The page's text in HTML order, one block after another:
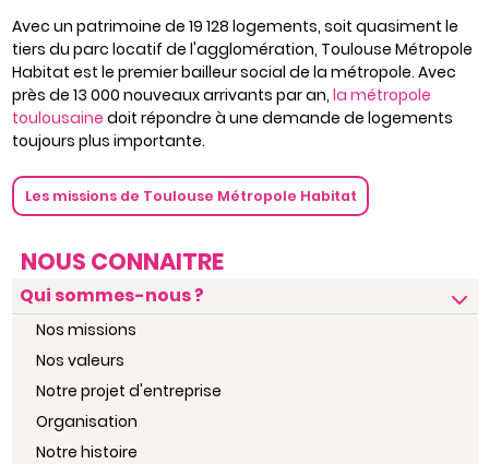
Avec un patrimoine de 19 128 logements, soit quasiment le
tiers du parc locatif de l'agglomération, Toulouse Métropole
Habitat est le premier bailleur social de la métropole. Avec
près de 13 000 nouveaux arrivants par an, la métropole
toulousaine doit répondre à une demande de logements
toujours plus importante.
Les missions de Toulouse Métropole Habitat
NOUS CONNAITRE
Qui sommes-nous ?
Nos missions
Nos valeurs
Notre projet d'entreprise
Organisation
Notre histoire